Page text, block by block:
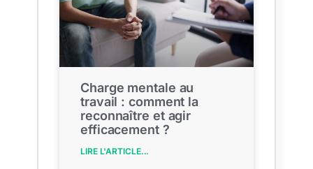
Charge mentale au
travail : comment la
reconnaître et agir
efficacement ?
LIRE L'ARTICLE...